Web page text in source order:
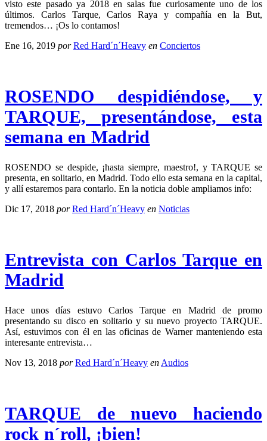
visto este pasado ya 2018 en salas fue curiosamente uno de los
últimos. Carlos Tarque, Carlos Raya y compañía en la But,
tremendos… ¡Os lo contamos!
Ene 16, 2019 por Red Hard´n´Heavy en Conciertos
ROSENDO despidiéndose, y
TARQUE, presentándose, esta
semana en Madrid
ROSENDO se despide, ¡hasta siempre, maestro!, y TARQUE se
presenta, en solitario, en Madrid. Todo ello esta semana en la capital,
y allí estaremos para contarlo. En la noticia doble ampliamos info:
Dic 17, 2018 por Red Hard´n´Heavy en Noticias
Entrevista con Carlos Tarque en
Madrid
Hace unos días estuvo Carlos Tarque en Madrid de promo
presentando su disco en solitario y su nuevo proyecto TARQUE.
Así, estuvimos con él en las oficinas de Warner manteniendo esta
interesante entrevista…
Nov 13, 2018 por Red Hard´n´Heavy en Audios
TARQUE de nuevo haciendo
rock n´roll, ¡bien!